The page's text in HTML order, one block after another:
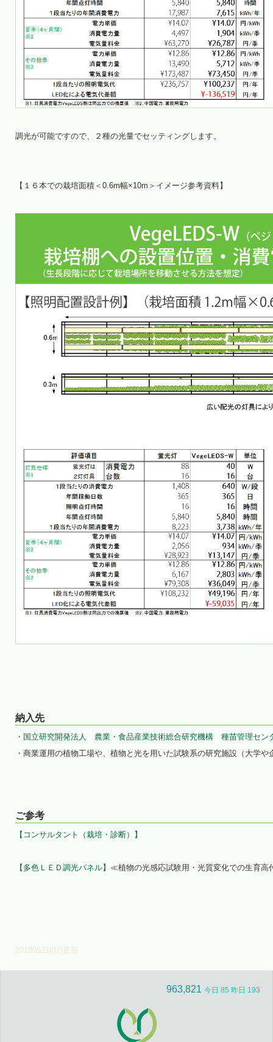
調光が可能ですので、２種の光量でセッティングします。
【１６本での栽培面積＜0.6m幅×10m＞イメージ参考資料】
納入先
・ 国立研究開発法人 農業・食品産業技術総合研究機構 種苗管理セン
・商業運用の植物工場や、植物と光を用いた試験系の研究施設（大学や
ご参考
【コンサルタント（栽培・診断）】
【多色ＬＥＤ調光パネル】 ≪植物の光感応試験用・光質変化での生育
20180521(02)更新
963,821 今日 85 昨日 193